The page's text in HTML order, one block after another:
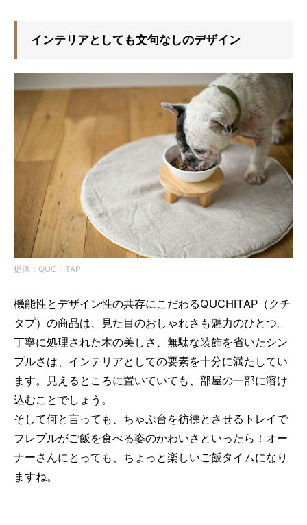
インテリアとしても文句なしのデザイン
提供：QUCHITAP
機能性とデザイン性の共存にこだわるQUCHITAP（クチ
タプ）の商品は、見た目のおしゃれさも魅力のひとつ。
丁寧に処理された木の美しさ、無駄な装飾を省いたシン
プルさは、インテリアとしての要素を十分に満たしてい
ます。見えるところに置いていても、部屋の一部に溶け
込むことでしょう。
そして何と言っても、ちゃぶ台を彷彿とさせるトレイで
フレブルがご飯を食べる姿のかわいさといったら！オー
ナーさんにとっても、ちょっと楽しいご飯タイムになり
ますね。